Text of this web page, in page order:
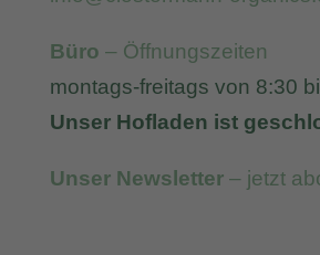
Büro – Öffnungszeiten
montags-freitags von 8:30
Unser Hofladen ist
Unser Newsletter– jetzt